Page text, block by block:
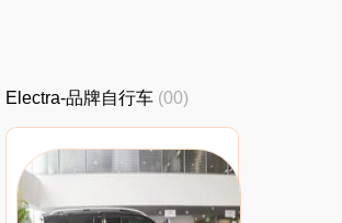
Electra-品牌自行车 (00)